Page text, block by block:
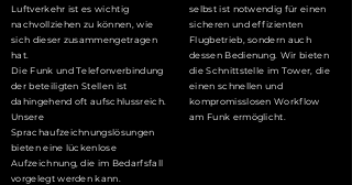
Luftverkehr ist es wichtig
nachvollziehen zu können, wie
sich dieser zusammengetragen
hat.
Die Funk und Telefonverbindung
der beteiligten Stellen ist
dahingehend oft aufschlussreich.
Unsere
Sprachaufzeichnungslösungen
bieten eine lückenlose
Aufzeichnung, die im Bedarfsfall
vorgelegt werden kann.
selbst ist notwendig für einen
sicheren und effizienten
Flugbetrieb, sondern auch
dessen Bedienung. Wir bieten
die Schnittstelle im Tower, die
einen schnellen und
kompromisslosen Workflow
am Funk ermöglicht.